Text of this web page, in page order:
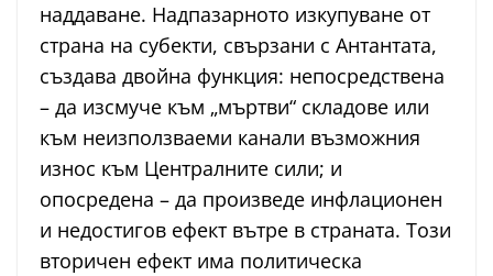
наддаване. Надпазарното изкупуване от
страна на субекти, свързани с Антантата,
създава двойна функция: непосредствена
– да изсмуче към „мъртви“ складове или
към неизползваеми канали възможния
износ към Централните сили; и
опосредена – да произведе инфлационен
и недостигов ефект вътре в страната. Този
вторичен ефект има политическа